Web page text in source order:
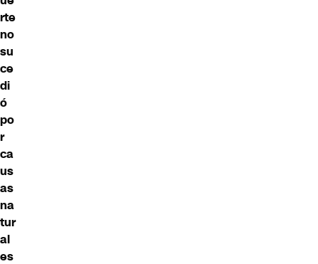
rte
no
su
ce
di
ó
po
r
ca
us
as
na
tur
al
es